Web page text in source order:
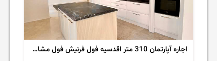
اجاره آپارتمان 310 متر اقدسیه فول فرنیش فول مشاعات